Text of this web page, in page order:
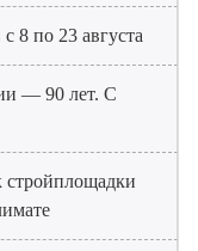
8 по 23 августа
— 90 лет. С
стройплощадки